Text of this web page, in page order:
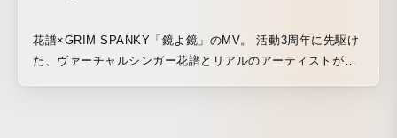
花譜×GRIM SPANKY「鏡よ鏡」のMV。 活動3周年に先駆け
た、ヴァーチャルシンガー花譜とリアルのアーティストがコ